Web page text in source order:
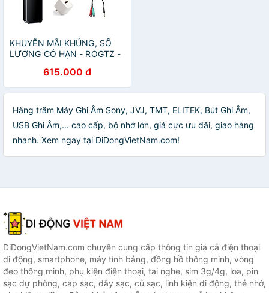
KHUYẾN MÃI KHỦNG, SỐ
LƯỢNG CÓ HẠN - ROGTZ -
G4 Nghe nhạc MP3 Pin trâu
210mAh 20 giờ Dung lượng
lớn Đa chức năng Màn hình
LCD 1536KBPS | HD | WAV
OGG USB 2.0 Windows
2000 Hỗ trợ thẻ nhớ 128GB -
Hàng Chính Hãng
615.000 đ
Hàng trăm Máy Ghi Âm Sony, JVJ, TMT, ELITEK, Bút Ghi Âm,
USB Ghi Âm,... cao cấp, bộ nhớ lớn, giá cực ưu đãi, giao hàng
nhanh. Xem ngay tại DiDongVietNam.com!
DiDongVietNam.com chuyên cung cấp thông tin giá cả điện thoại
di động, smartphone, máy tính bảng, đồng hồ thông minh, vòng
đeo thông minh, phụ kiện điện thoại, tai nghe, sim 3g/4g, loa, pin
sạc dự phòng, cáp sạc, dây sạc, củ sạc, linh kiện di động, thẻ nhớ,